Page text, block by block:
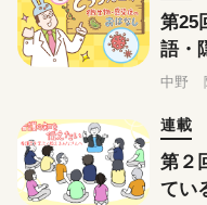
第25
語・
中野
連載
第２
てい